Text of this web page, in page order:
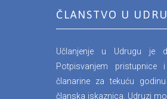
ČLANSTVO U
Učlanjenje u Udrugu je
Potpisvanjem pristupnice
članarine za tekuću
članska iskaznica. Udruzi